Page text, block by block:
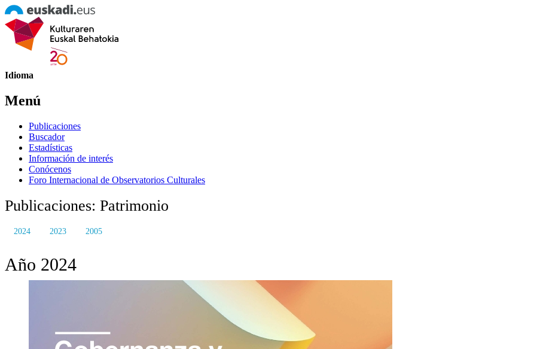
Idioma
Menú
Publicaciones
Buscador
Estadísticas
Información de interés
Conócenos
Foro Internacional de Observatorios Culturales
Publicaciones: Patrimonio
2024 2023 2005
Año 2024